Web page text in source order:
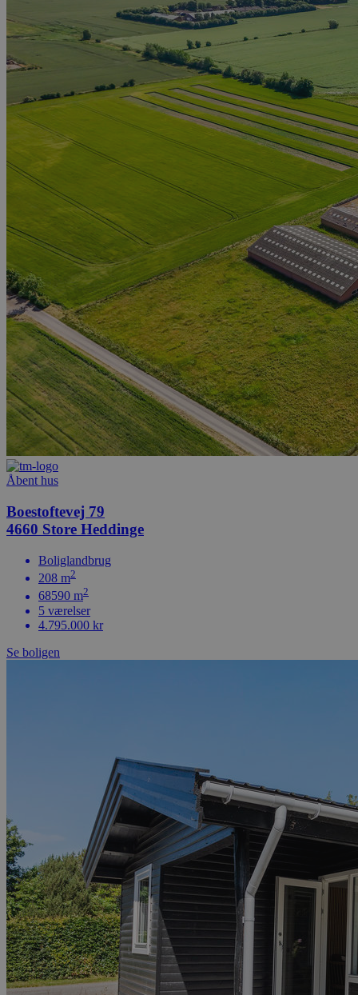
Åbent hus
Boestoftevej 79
4660 Store Heddinge
Boliglandbrug
208 m2
68590 m2
5 værelser
4.795.000 kr
Se boligen